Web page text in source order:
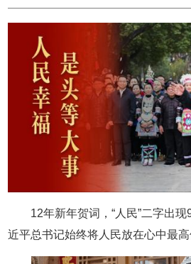
12年新年贺词，“人民”二字出
近平总书记始终将人民放在心中最高